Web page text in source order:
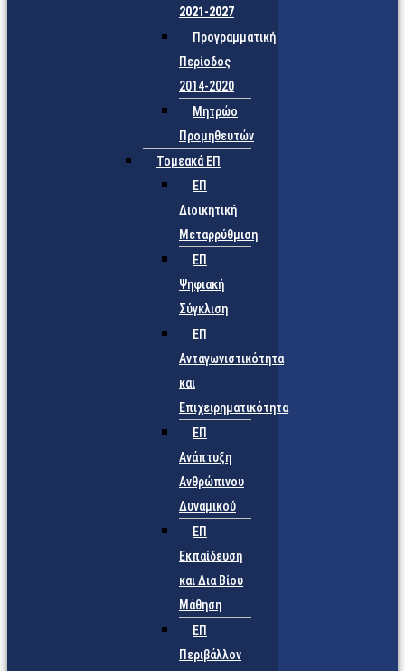
2021-2027
Προγραμματική
Περίοδος
2014-2020
Μητρώο
Προμηθευτών
Τομεακά ΕΠ
ΕΠ
Διοικητική
Μεταρρύθμιση
ΕΠ
Ψηφιακή
Σύγκλιση
ΕΠ
Ανταγωνιστικότητα
και
Επιχειρηματικότητα
ΕΠ
Ανάπτυξη
Ανθρώπινου
Δυναμικού
ΕΠ
Εκπαίδευση
και Δια Βίου
Μάθηση
ΕΠ
Περιβάλλον